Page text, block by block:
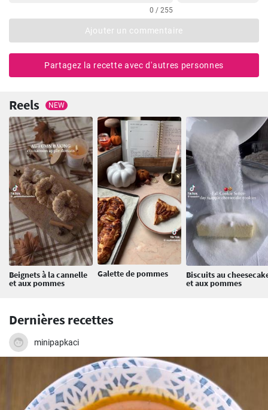
0 / 255
Ajouter un commentaire
Partagez la recette avec d'autres personnes
Reels NEW
Beignets à la cannelle
et aux pommes
Galette de pommes Biscuits au
et aux pommes
Dernières recettes
minipapkaci